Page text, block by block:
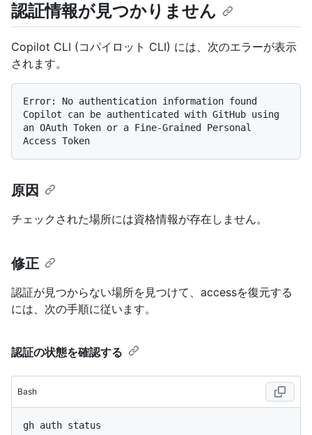
認証情報が見つかりません
Copilot CLI (コパイロット CLI) には、次のエラーが表示
されます。
Error: No authentication information found
Copilot can be authenticated with GitHub using
an OAuth Token or a Fine-Grained Personal
原因
チェックされた場所には資格情報が存在しません。
修正
認証が見つからない場所を見つけて、accessを復元する
には、次の手順に従います。
認証の状態を確認する
Bash